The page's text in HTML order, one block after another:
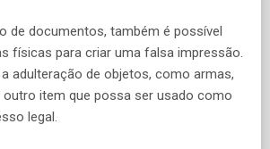
de documentos, também é possível
físicas para criar uma falsa impressão.
adulteração de objetos, como armas,
outro item que possa ser usado como
legal.